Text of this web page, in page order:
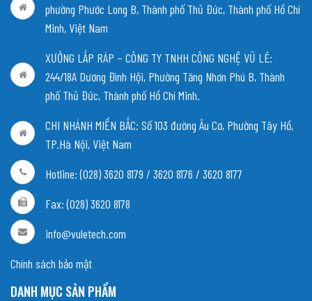
phường Phước Long B, Thành phố Thủ Đức, Thành phố Hồ Chí
Minh, Việt Nam
XƯỞNG LẮP RÁP – CÔNG TY TNHH CÔNG NGHỆ VŨ LÊ:
244/18A Dương Đình Hội, Phường Tăng Nhơn Phú B, Thành
phố Thủ Đức, Thành phố Hồ Chí Minh.
CHI NHÁNH MIỀN BẮC: Số 103 đường Âu Cơ, Phường Tây Hồ,
TP.Hà Nội, Việt Nam
Hotline: (028) 3620 8179 / 3620 8176 / 3620 8177
Fax: (028) 3620 8178
info@vuletech.com
Chính sách bảo mật
DANH MỤC SẢN PHẨM